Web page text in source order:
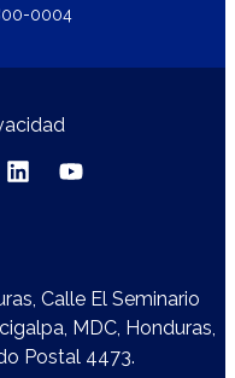
0004
Calle El Seminario
MDC, Honduras,
Postal 4473.